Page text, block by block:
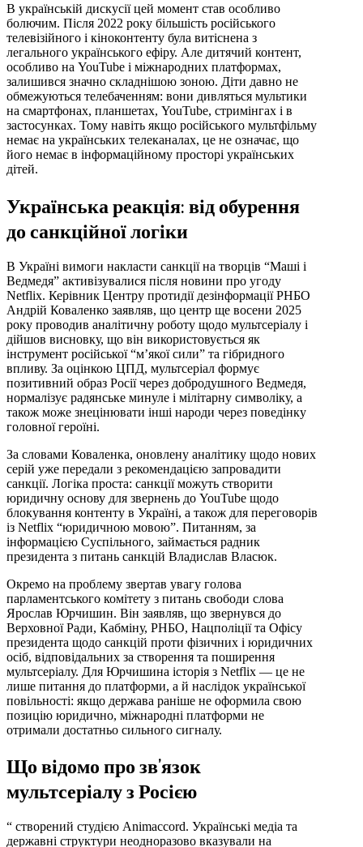
В українській дискусії цей момент став особливо
болючим. Після 2022 року більшість російського
телевізійного і кіноконтенту була витіснена з
легального українського ефіру. Але дитячий контент,
особливо на YouTube і міжнародних платформах,
залишився значно складнішою зоною. Діти давно не
обмежуються телебаченням: вони дивляться мультики
на смартфонах, планшетах, YouTube, стримінгах і в
застосунках. Тому навіть якщо російського мультфільму
немає на українських телеканалах, це не означає, що
його немає в інформаційному просторі українських
дітей.
Українська реакція: від обурення
до санкційної логіки
В Україні вимоги накласти санкції на творців “Маші і
Ведмедя” активізувалися після новини про угоду
Netflix. Керівник Центру протидії дезінформації РНБО
Андрій Коваленко заявляв, що центр ще восени 2025
року проводив аналітичну роботу щодо мультсеріалу і
дійшов висновку, що він використовується як
інструмент російської “м’якої сили” та гібридного
впливу. За оцінкою ЦПД, мультсеріал формує
позитивний образ Росії через добродушного Ведмедя,
нормалізує радянське минуле і мілітарну символіку, а
також може знецінювати інші народи через поведінку
головної героїні.
За словами Коваленка, оновлену аналітику щодо нових
серій уже передали з рекомендацією запровадити
санкції. Логіка проста: санкції можуть створити
юридичну основу для звернень до YouTube щодо
блокування контенту в Україні, а також для переговорів
із Netflix “юридичною мовою”. Питанням, за
інформацією Суспільного, займається радник
президента з питань санкцій Владислав Власюк.
Окремо на проблему звертав увагу голова
парламентського комітету з питань свободи слова
Ярослав Юрчишин. Він заявляв, що звернувся до
Верховної Ради, Кабміну, РНБО, Нацполіції та Офісу
президента щодо санкцій проти фізичних і юридичних
осіб, відповідальних за створення та поширення
мультсеріалу. Для Юрчишина історія з Netflix — це не
лише питання до платформи, а й наслідок української
повільності: якщо держава раніше не оформила свою
позицію юридично, міжнародні платформи не
отримали достатньо сильного сигналу.
Що відомо про зв’язок
мультсеріалу з Росією
“ створений студією Animaccord. Українські медіа та
державні структури неодноразово вказували на